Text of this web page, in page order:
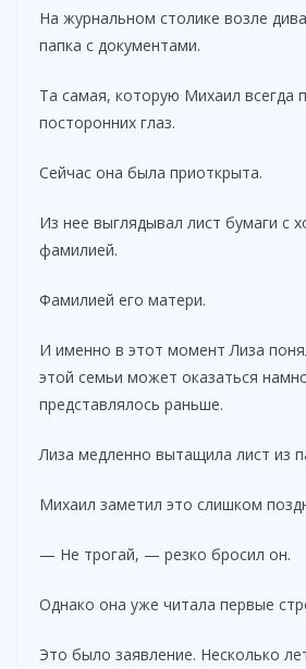
На журнальном столике возле
папка с документами.
Та самая, которую Михаил всегда
посторонних глаз.
Сейчас она была приоткрыта.
Из нее выглядывал лист бумаги с
фамилией.
Фамилией его матери.
И именно в этот момент Лиза
этой семьи может оказаться
представлялось раньше.
Лиза медленно вытащила лист из
Михаил заметил это слишком
— Не трогай, — резко бросил он.
Однако она уже читала первые
Это было заявление. Несколько